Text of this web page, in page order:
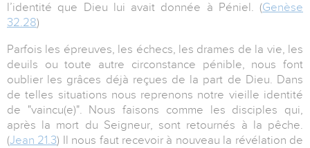
l’identité que Dieu lui avait donnée à Péniel. (Genèse
32.28)
Parfois les épreuves, les échecs, les drames de la vie, les
deuils ou toute autre circonstance pénible, nous font
oublier les grâces déjà reçues de la part de Dieu. Dans
de telles situations nous reprenons notre vieille identité
de "vaincu(e)". Nous faisons comme les disciples qui,
après la mort du Seigneur, sont retournés à la pêche.
(Jean 21.3) Il nous faut recevoir à nouveau la révélation de